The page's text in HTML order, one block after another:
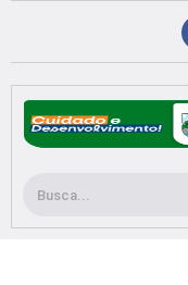
conteúdo
Pesquisar